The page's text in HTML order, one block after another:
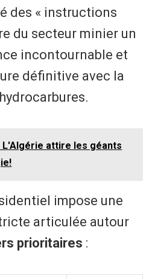
des « instructions
du secteur minier un
incontournable et
définitive avec la
L'Algérie attire les géants
impose une
articulée autour
prioritaires :